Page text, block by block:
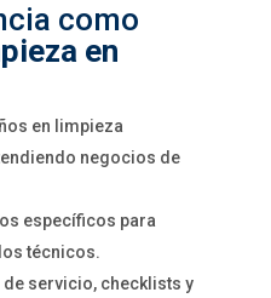
como
en
en limpieza
negocios de
específicos para
técnicos.
servicio, checklists y